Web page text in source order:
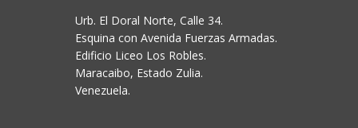
Urb. El Doral Norte, Calle 34.
Esquina con Avenida Fuerzas Armadas.
Edificio Liceo Los Robles.
Maracaibo, Estado Zulia.
Venezuela.